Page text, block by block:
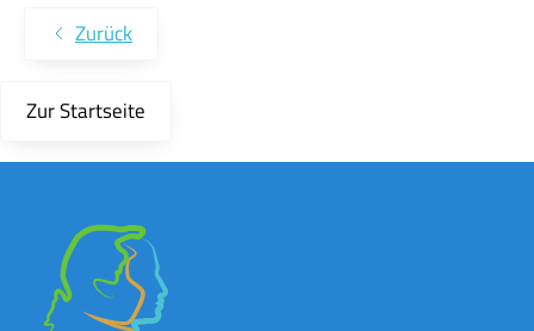
Zurück
Zur Startseite